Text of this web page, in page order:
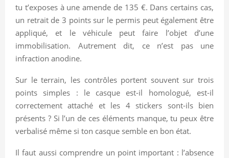
tu t’exposes à une amende de 135 €. Dans certains cas,
un retrait de 3 points sur le permis peut également être
appliqué, et le véhicule peut faire l’objet d’une
immobilisation. Autrement dit, ce n’est pas une
infraction anodine.
Sur le terrain, les contrôles portent souvent sur trois
points simples : le casque est-il homologué, est-il
correctement attaché et les 4 stickers sont-ils bien
présents ? Si l’un de ces éléments manque, tu peux être
verbalisé même si ton casque semble en bon état.
Il faut aussi comprendre un point important : l’absence